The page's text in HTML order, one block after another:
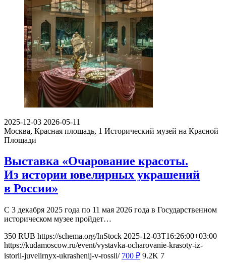
2025-12-03 2026-05-11
Москва, Красная площадь, 1 Исторический музей на Красной
Площади
Выставка «Очарование красоты.
Из истории ювелирных украшений
в России»
С 3 декабря 2025 года по 11 мая 2026 года в Государственном
историческом музее пройдет…
350 RUB https://schema.org/InStock 2025-12-03T16:26:00+03:00
https://kudamoscow.ru/event/vystavka-ocharovanie-krasoty-iz-
istorii-juvelirnyx-ukrashenij-v-rossii/ 700 ₽ 9.2K 7